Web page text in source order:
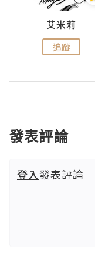
艾米莉
追蹤
發表評論
登入發表評論